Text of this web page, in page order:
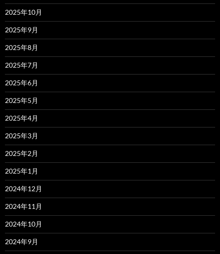
2025年10月
2025年9月
2025年8月
2025年7月
2025年6月
2025年5月
2025年4月
2025年3月
2025年2月
2025年1月
2024年12月
2024年11月
2024年10月
2024年9月